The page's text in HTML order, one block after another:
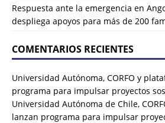
Respuesta ante la emergencia en
despliega apoyos para más de 200
COMENTARIOS RECIENTES
Universidad Autónoma, CORFO y
programa para impulsar proyectos
Universidad Autónoma de Chile,
lanzan programa para impulsar